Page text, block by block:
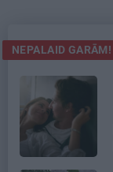
NEPALAID GARĀM!